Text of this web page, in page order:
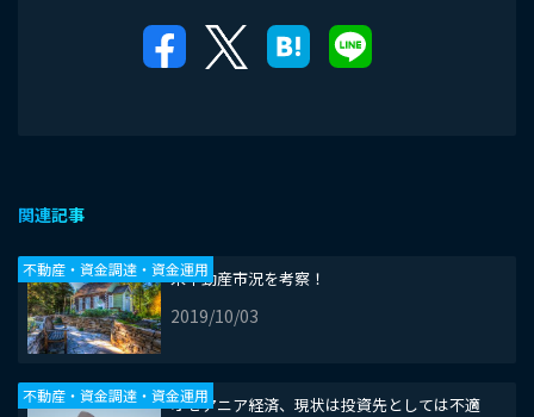
関連記事
米不動産市況を考察！
2019/10/03
不動産・資金調達・資金運用
オセアニア経済、現状は投資先としては不適
不動産・資金調達・資金運用